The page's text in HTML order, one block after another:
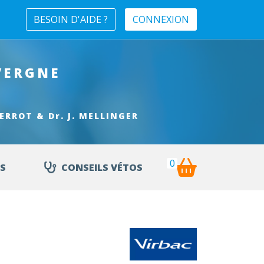
BESOIN D'AIDE ? CONNEXION
& Dr. J. MELLINGER
CONSEILS VÉTOS 0